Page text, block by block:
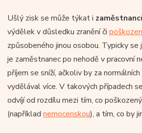
Ušlý zisk se může týkat i
výdělek v důsledku zranění či
způsobeného jinou osobou. Typicky se
je zaměstnanec po nehodě v pracovní
příjem se sníží, ačkoliv by za
vydělával více. V takových případech
odvíjí od rozdílu mezi tím, co
(například nemocenskou), a tím, co by